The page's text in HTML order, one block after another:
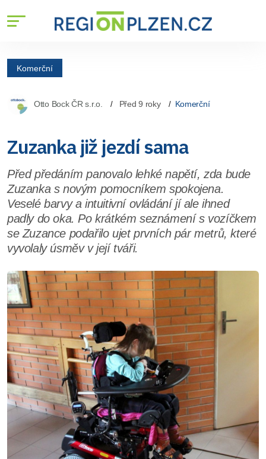
Komerční
Otto Bock ČR s.r.o. Před 9 roky Komerční
Zuzanka již jezdí sama
Před předáním panovalo lehké napětí, zda bude
Zuzanka s novým pomocníkem spokojena.
Veselé barvy a intuitivní ovládání jí ale ihned
padly do oka. Po krátkém seznámení s vozíčkem
se Zuzance podařilo ujet prvních pár metrů, které
vyvolaly úsměv v její tváři.